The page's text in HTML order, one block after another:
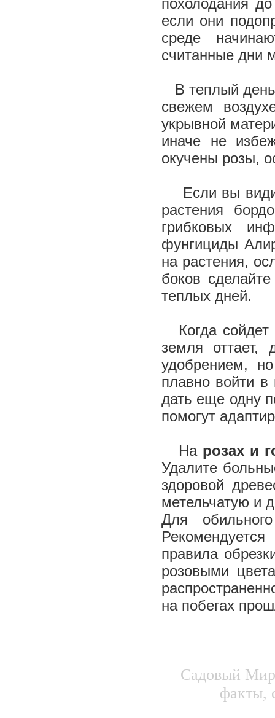
похолодания
если они
среде
считанные дни
В теплый день
свежем
укрывной
иначе не
окучены розы,
Если вы
растения
грибковых
фунгициды
на растения,
боков
теплых дней.
Когда сойдет
земля оттает,
удобрением,
плавно войти
дать еще одну
помогут
На розах и
Удалите
здоровой
метельчатую и
Для
правила
розовыми
на побегах
Садовый
факты,